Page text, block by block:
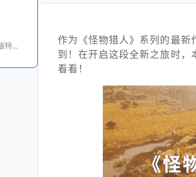
豪华版与高级豪华版特典：
作为《怪物猎人》系列的最
到！在开启这段全新之旅时
看看！